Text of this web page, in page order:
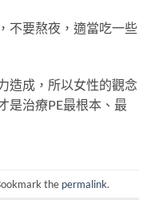
不要熬夜，適當吃一些
造成，所以女性的觀念
是治療PE最根本、最
the permalink.